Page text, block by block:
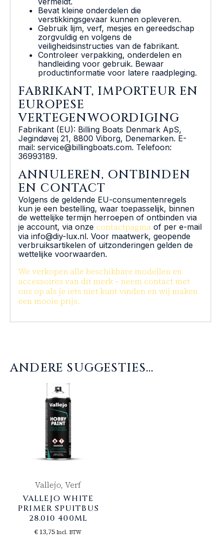
Bevat kleine onderdelen die
verstikkingsgevaar kunnen opleveren.
Gebruik lijm, verf, mesjes en gereedschap
zorgvuldig en volgens de
veiligheidsinstructies van de fabrikant.
Controleer verpakking, onderdelen en
handleiding voor gebruik. Bewaar
productinformatie voor latere raadpleging.
FABRIKANT, IMPORTEUR EN
EUROPESE
VERTEGENWOORDIGING
Fabrikant (EU): Billing Boats Denmark ApS,
Jegindøvej 21, 8800 Viborg, Denemarken. E-
mail: service@billingboats.com. Telefoon:
36993189.
ANNULEREN, ONTBINDEN
EN CONTACT
Volgens de geldende EU-consumentenregels
kun je een bestelling, waar toepasselijk, binnen
de wettelijke termijn herroepen of ontbinden via
je account, via onze contactpagina of per e-mail
via info@diy-lux.nl. Voor maatwerk, geopende
verbruiksartikelen of uitzonderingen gelden de
wettelijke voorwaarden.
We verkopen alle beschikbare modellen en
accessoires van dit merk – neem contact met
ons op als je iets niet kunt vinden en wij maken
een mooie prijs.
ANDERE SUGGESTIES…
Vallejo, Verf
VALLEJO WHITE
PRIMER SPUITBUS
28.010 400ML
€ 13,75 Incl. BTW